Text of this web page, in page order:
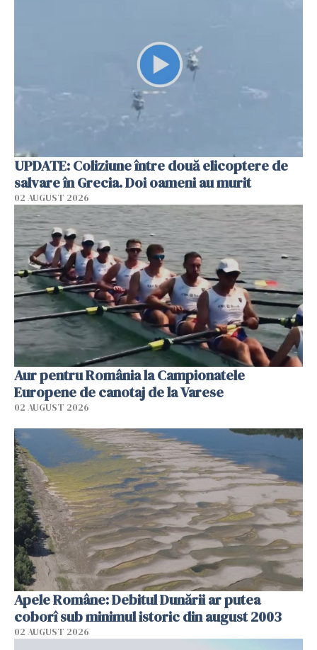
UPDATE: Coliziune între două elicoptere de
salvare în Grecia. Doi oameni au murit
02 AUGUST 2026
Aur pentru România la Campionatele
Europene de canotaj de la Varese
02 AUGUST 2026
Apele Române: Debitul Dunării ar putea
coborî sub minimul istoric din august 2003
02 AUGUST 2026